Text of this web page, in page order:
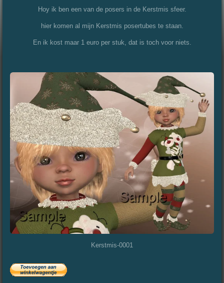
Hoy ik ben een van de posers in de Kerstmis sfeer.
hier komen al mijn Kerstmis posertubes te staan.
En ik kost maar 1 euro per stuk, dat is toch voor niets.
Kerstmis-0001